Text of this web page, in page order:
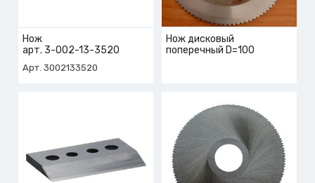
Нож
арт. 3-002-13-3520
Арт. 3002133520
Нож дисковый
поперечный D=100